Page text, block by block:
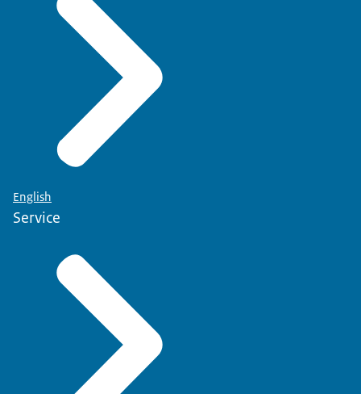
English
Service